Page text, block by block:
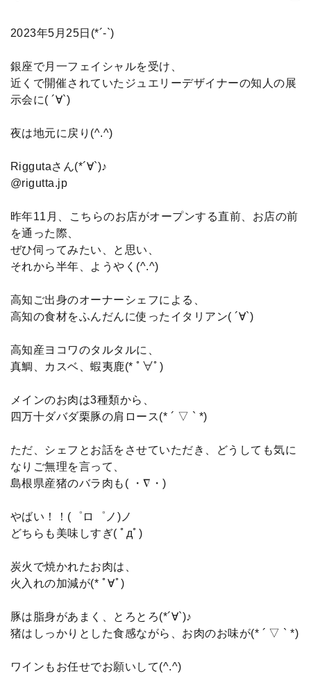
2023年5月25日(*´-`)
銀座で月一フェイシャルを受け、
近くで開催されていたジュエリーデザイナーの知人の展
示会に( ´∀`)
夜は地元に戻り(^.^)
Riggutaさん(*´∀`)♪
@rigutta.jp
昨年11月、こちらのお店がオープンする直前、お店の前
を通った際、
ぜひ伺ってみたい、と思い、
それから半年、ようやく(^.^)
高知ご出身のオーナーシェフによる、
高知の食材をふんだんに使ったイタリアン( ´∀`)
高知産ヨコワのタルタルに、
真鯛、カスベ、蝦夷鹿(* ﾟ∀ﾟ)
メインのお肉は3種類から、
四万十ダバダ栗豚の肩ロース(* ´ ▽ ` *)
ただ、シェフとお話をさせていただき、どうしても気に
なりご無理を言って、
島根県産猪のバラ肉も( ・∇・)
やばい！！(゜ロ゜ノ)ノ
どちらも美味しすぎ( ﾟдﾟ)
炭火で焼かれたお肉は、
火入れの加減が(* ﾟ∀ﾟ)
豚は脂身があまく、とろとろ(*´∀`)♪
猪はしっかりとした食感ながら、お肉のお味が(* ´ ▽ ` *)
ワインもお任せでお願いして(^.^)